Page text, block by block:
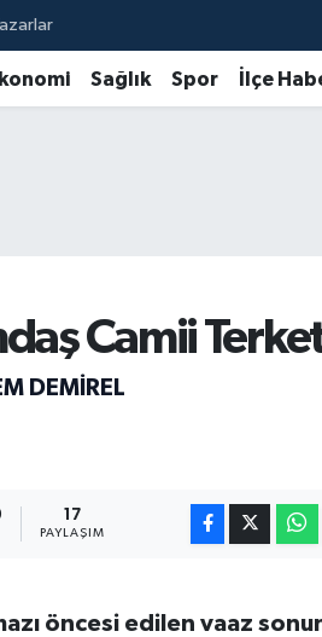
Sağlık Spor İlçe
Camii
DEMİREL
17
PAYLAŞIM
öncesi edilen vaaz